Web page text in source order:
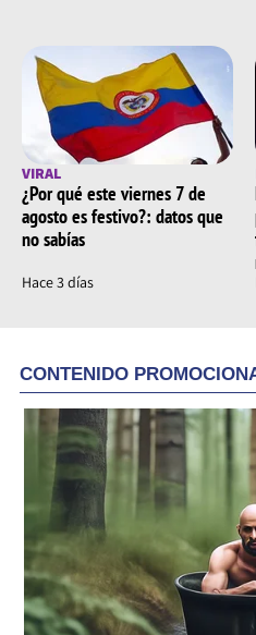
VIRAL
¿Por qué este viernes 7 de
agosto es festivo?: datos que
no sabías
Hace 3 días